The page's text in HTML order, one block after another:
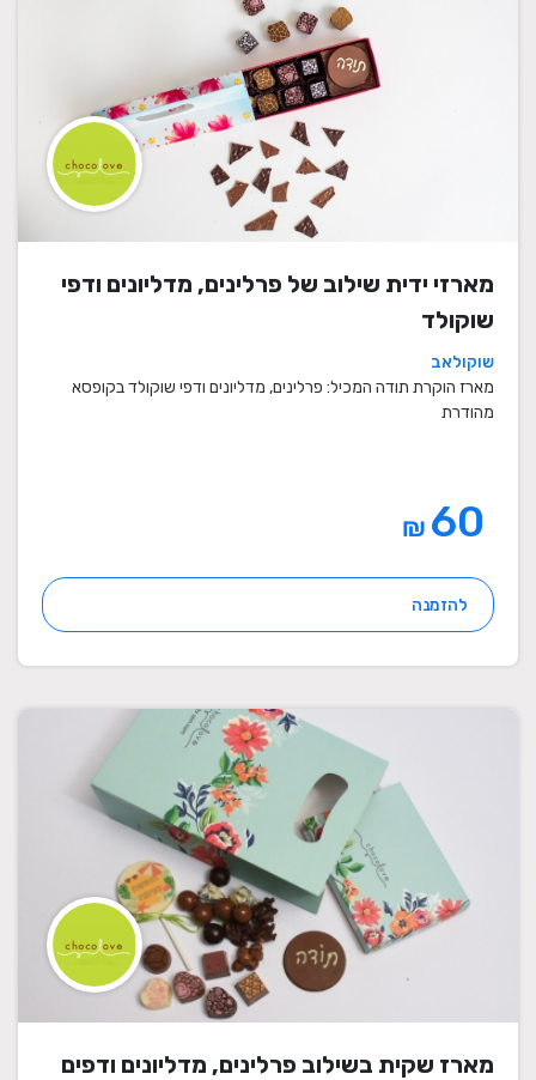
מארזי ידית שילוב של פרלינים, מדליונים ודפי
שוקולד
שוקולאב
מארז הוקרת תודה המכיל: פרלינים, מדליונים ודפי שוקולד בקופסא
מהודרת
₪
להזמנה
מארז שקית בשילוב פרלינים, מדליונים ודפים